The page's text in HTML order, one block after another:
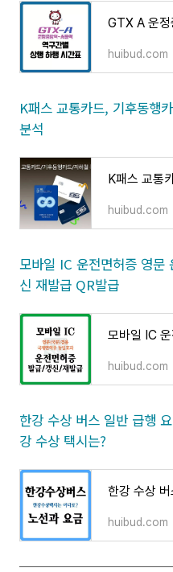
huibud.com
K패스 교통카드, 기후동행
분석
huibud.com
모바일 IC 운전면허증 영문
신 재발급 QR발급
huibud.com
한강 수상 버스 일반 급행
강 수상 택시는?
huibud.com